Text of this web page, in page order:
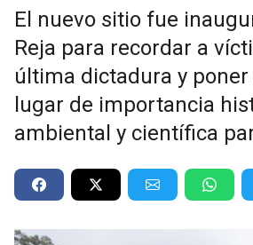
El nuevo sitio fue
Reja para recordar a
última dictadura y poner
lugar de importancia
ambiental y científica